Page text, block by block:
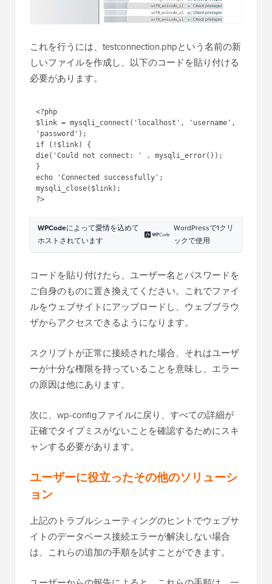
これを行うには、testconnection.phpという名前の新
しいファイルを作成し、以下のコードを貼り付ける
必要があります。
<?php
$link = mysqli_connect('localhost', 'username',
'password');
if (!$link) {
die('Could not connect: ' . mysqli_error());
}
echo 'Connected successfully';
mysqli_close($link);
?>
WPCodeによって愛情を込めて
ホストされています
WordPressで1クリ
ックで使用
コードを貼り付けたら、ユーザー名とパスワードを
ご自身のものに置き換えてください。これでファイ
ルをウェブサイトにアップロードし、ウェブブラウ
ザからアクセスできるようになります。
スクリプトが正常に接続された場合、それはユーザ
ーが十分な権限を持っていることを意味し、エラー
の原因は他にあります。
次に、wp-configファイルに戻り、すべての詳細が
正確でタイプミスがないことを確認するためにスキ
ャンする必要があります。
ユーザーに役立ったその他のソリューシ
ョン
上記のトラブルシューティングのヒントでウェブサ
イトのデータベース接続エラーが解決しない場合
は、これらの追加の手順を試すことができます。